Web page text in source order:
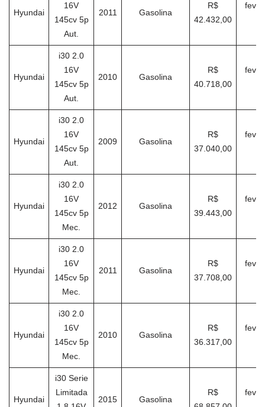
Hyundai
16V
145cv 5p
Aut.
2011 Gasolina
R$
42.432,00
Hyundai
i30 2.0
16V
145cv 5p
Aut.
2010 Gasolina
R$
40.718,00
Hyundai
i30 2.0
16V
145cv 5p
Aut.
2009 Gasolina
R$
37.040,00
Hyundai
i30 2.0
16V
145cv 5p
Mec.
2012 Gasolina
R$
39.443,00
Hyundai
i30 2.0
16V
145cv 5p
Mec.
2011 Gasolina
R$
37.708,00
Hyundai
i30 2.0
16V
145cv 5p
Mec.
2010 Gasolina
R$
36.317,00
Hyundai
i30 Serie
Limitada
2015 Gasolina
R$